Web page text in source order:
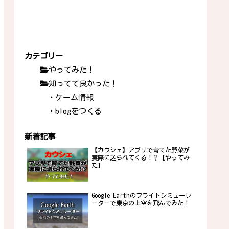
カテゴリー
やってみた！
知ってて良かった！
・ゲーム情報
・blogをつくる
新着記事
【カウシェ】アプリで育てた野菜が
実際に送られてくる！？【やってみ
た】
Google Earthのフライトシミューレ
ーターで東京の上空を飛んでみた！